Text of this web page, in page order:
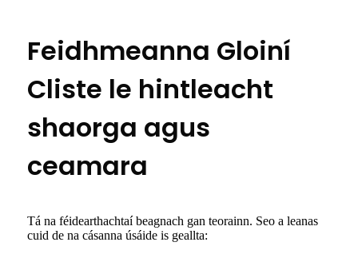
Feidhmeanna Gloiní
Cliste le hintleacht
shaorga agus
ceamara
Tá na féidearthachtaí beagnach gan teorainn. Seo a leanas
cuid de na cásanna úsáide is geallta: